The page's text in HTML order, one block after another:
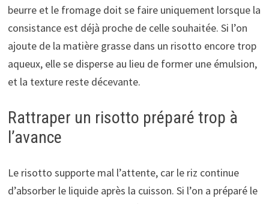
beurre et le fromage doit se faire uniquement lorsque la
consistance est déjà proche de celle souhaitée. Si l’on
ajoute de la matière grasse dans un risotto encore trop
aqueux, elle se disperse au lieu de former une émulsion,
et la texture reste décevante.
Rattraper un risotto préparé trop à
l’avance
Le risotto supporte mal l’attente, car le riz continue
d’absorber le liquide après la cuisson. Si l’on a préparé le